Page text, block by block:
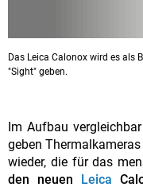
Das Leica Calonox wird es als
"Sight" geben.
Im Aufbau
geben
wieder, die für das
den neuen
Leica